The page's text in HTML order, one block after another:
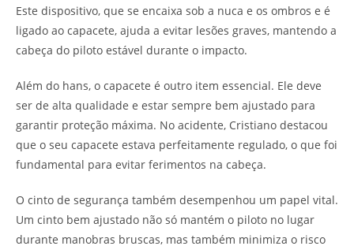
Este dispositivo, que se encaixa sob a nuca e os ombros e é
ligado ao capacete, ajuda a evitar lesões graves, mantendo a
cabeça do piloto estável durante o impacto.
Além do hans, o capacete é outro item essencial. Ele deve
ser de alta qualidade e estar sempre bem ajustado para
garantir proteção máxima. No acidente, Cristiano destacou
que o seu capacete estava perfeitamente regulado, o que foi
fundamental para evitar ferimentos na cabeça.
O cinto de segurança também desempenhou um papel vital.
Um cinto bem ajustado não só mantém o piloto no lugar
durante manobras bruscas, mas também minimiza o risco